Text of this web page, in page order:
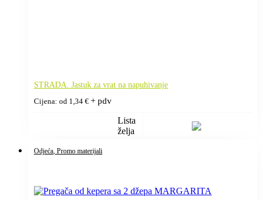
STRADA. Jastuk za vrat na napuhivanje
Cijena: od 1,34 € + pdv
Lista
želja
Odjeća, Promo materijali